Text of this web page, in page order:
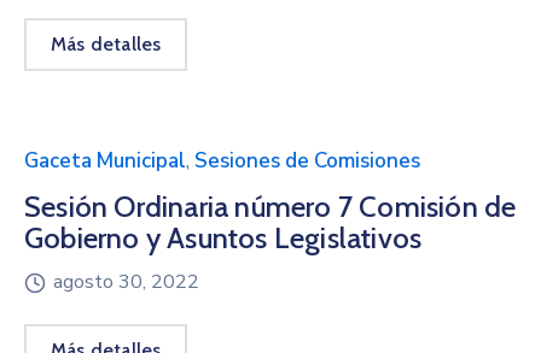
Más detalles
Gaceta Municipal, Sesiones de Comisiones
Sesión Ordinaria número 7 Comisión de
Gobierno y Asuntos Legislativos
agosto 30, 2022